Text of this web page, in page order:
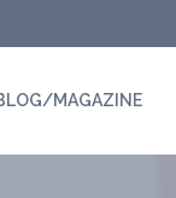
MAGAZINE